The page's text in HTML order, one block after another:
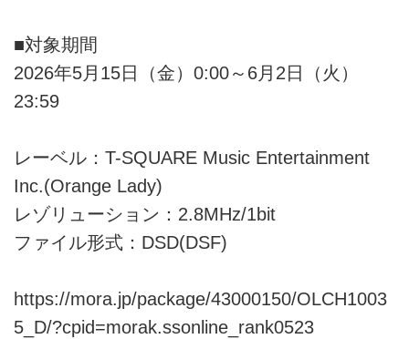
■対象期間
2026年5月15日（金）0:00～6月2日（火）
23:59
レーベル：T-SQUARE Music Entertainment
Inc.(Orange Lady)
レゾリューション：2.8MHz/1bit
ファイル形式：DSD(DSF)
https://mora.jp/package/43000150/OLCH1003
5_D/?cpid=morak.ssonline_rank0523